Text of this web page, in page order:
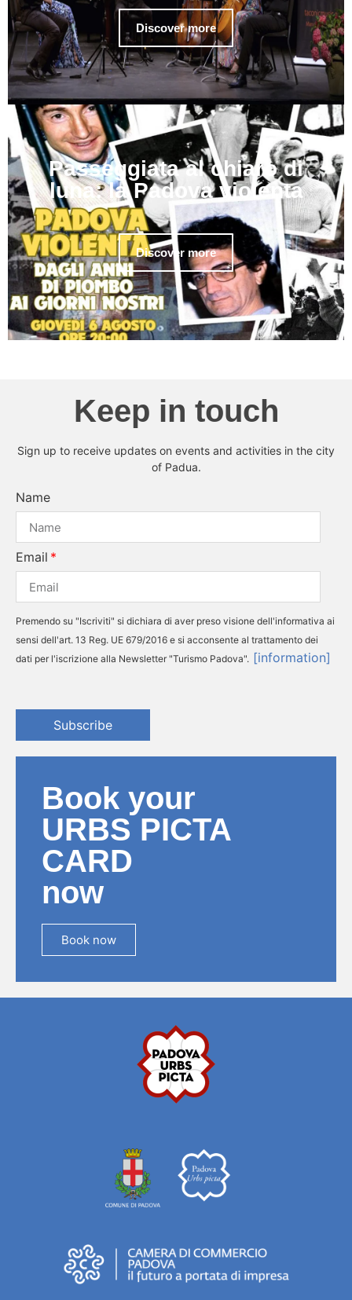
Discover more
Passeggiata al chiaro di
luna: la Padova violenta
Discover more
Keep in touch
Sign up to receive updates on events and activities in the city
of Padua.
Name
Email
Premendo su "Iscriviti" si dichiara di aver preso visione dell'informativa ai
sensi dell'art. 13 Reg. UE 679/2016 e si acconsente al trattamento dei
dati per l'iscrizione alla Newsletter "Turismo Padova". [information]
Subscribe
Book your
URBS PICTA
CARD
now
Book now